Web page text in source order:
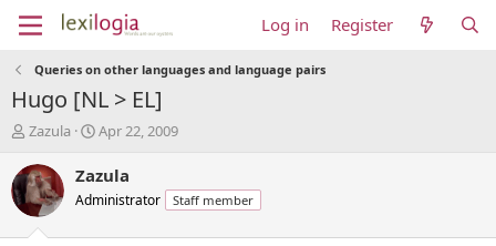
Log in Register
Queries on other languages and language pairs
Hugo [NL > EL]
T
r
e
a
d
Zazula
S
a
t
Apr 22, 2009
Zazula
Administrator Staff member